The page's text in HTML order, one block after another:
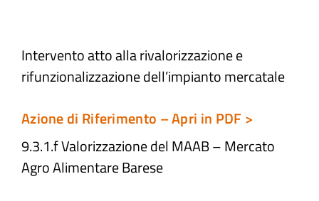
Atti e Docunenti
Notizie
Progetti
Intervento atto alla rivalorizzazione e
rifunzionalizzazione dell’impianto mercatale
Azione di Riferimento – Apri in PDF >
9.3.1.f Valorizzazione del MAAB – Mercato
Agro Alimentare Barese